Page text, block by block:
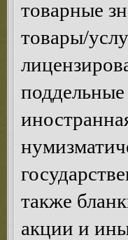
товарные
товары/
также
акции и